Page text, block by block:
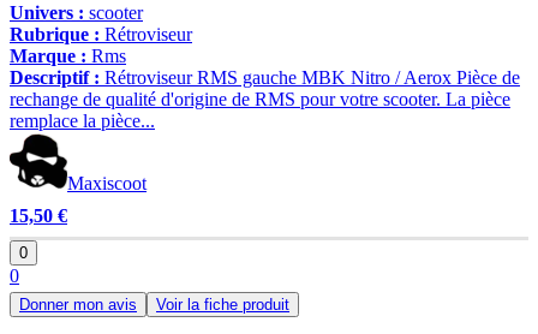
Univers : scooter
Rubrique : Rétroviseur
Marque : Rms
Descriptif : Rétroviseur RMS gauche MBK Nitro / Aerox Pièce de
rechange de qualité d'origine de RMS pour votre scooter. La pièce
remplace la pièce...
Maxiscoot
15,50 €
0
0
Donner mon avis Voir la fiche produit